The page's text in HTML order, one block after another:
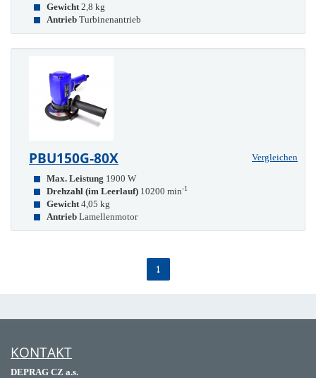
Gewicht 2,8 kg
Antrieb Turbinenantrieb
PBU150G-80X
Vergleichen
Max. Leistung 1900 W
Drehzahl (im Leerlauf) 10200 min-1
Gewicht 4,05 kg
Antrieb Lamellenmotor
1
KONTAKT
DEPRAG CZ a.s.